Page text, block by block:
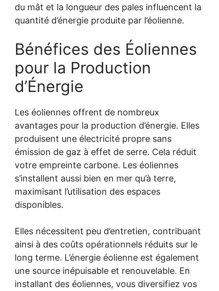
du mât et la longueur des pales influencent la
quantité d’énergie produite par l’éolienne.
Bénéfices des Éoliennes
pour la Production
d’Énergie
Les éoliennes offrent de nombreux
avantages pour la production d’énergie. Elles
produisent une électricité propre sans
émission de gaz à effet de serre. Cela réduit
votre empreinte carbone. Les éoliennes
s’installent aussi bien en mer qu’à terre,
maximisant l’utilisation des espaces
disponibles.
Elles nécessitent peu d’entretien, contribuant
ainsi à des coûts opérationnels réduits sur le
long terme. L’énergie éolienne est également
une source inépuisable et renouvelable. En
installant des éoliennes, vous diversifiez vos